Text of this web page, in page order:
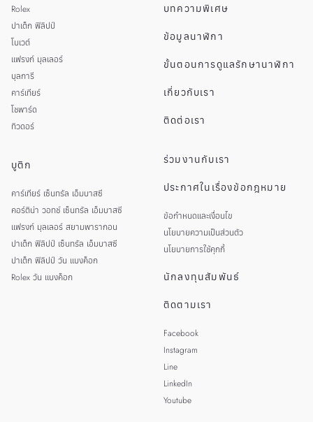
Rolex
ปาเต็ก ฟิลิปป์
โบเวต์
แฟรงก์ มุลเลอร์
บุลการี
คาร์เทียร์
โชพาร์ด
ทิวดอร์
บูติก
คาร์เทียร์ เซ็นทรัล เอ็มบาสซี
คอร์ติน่า วอทช์ เซ็นทรัล เอ็มบาสซี
แฟรงก์ มุลเลอร์ สยามพารากอน
ปาเต็ก ฟิลิปป์ เซ็นทรัล เอ็มบาสซี
ปาเต็ก ฟิลิปป์ วัน แบงค็อก
Rolex วัน แบงค็อก
บทความพิเศษ
ข้อมูลนาฬิกา
ขั้นตอนการดูแลรักษานาฬิกา
เกี่ยวกับเรา
ติดต่อเรา
ร่วมงานกับเรา
ประกาศในเรื่องข้อกฎหมาย
ข้อกำหนดและเงื่อนไข
นโยบายความเป็นส่วนตัว
นโยบายการใช้คุกกี้
นักลงทุนสัมพันธ์
ติดตามเรา
Facebook
Instagram
Line
LinkedIn
Youtube